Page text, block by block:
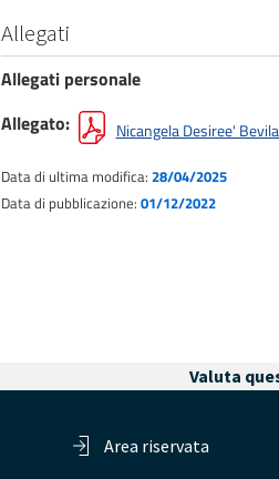
Allegati
Allegati personale
Allegato
Nicangela Desiree'
Data di ultima modifica: 28/04/2025
Data di pubblicazione: 01/12/2022
Valuta
Area riservata